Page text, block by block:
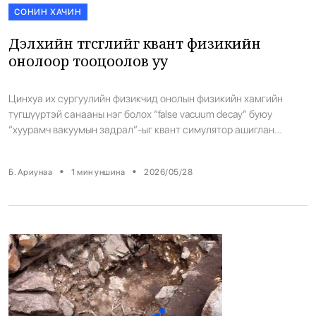
СОНИН ХАЧИН
Дэлхийн төгсгөлийг квант физикийн
онолоор тооцоолов уу
Цинхуа их сургуулийн физикчид онолын физикийн хамгийн
түгшүүртэй санааны нэг болох “false vacuum decay” буюу
“хуурамч вакуумын задрал”-ыг квант симулятор ашиглан
ирээдүйн квант тооцооллын шинэ аргуудыг хөгжүүлэхэд чухал
ертөнц “жинхэнэ вакуум” төлөв рүү […]
Б. Ариунаа • 1 мин уншина • 2026/05/28